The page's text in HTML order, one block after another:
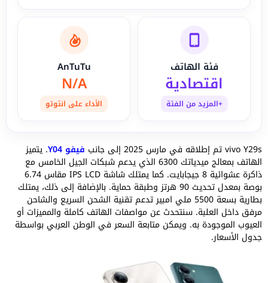
فئة الهاتف
اقتصادية
+المزيد من الفئة
AnTuTu
N/A
الأداء على انتوتو
vivo Y29s تم إطلاقه في مارس 2025 إلى جانب فيفو Y04 . يتميز
الهاتف بمعالج ميدياتك 6300 الذي يدعم شبكات الجيل الخامس مع
ذاكرة عشوائية 8 جيجابايت. كما يمتلك شاشة IPS LCD مقاس 6.74
بوصة بمعدل تحديث 90 هرتز وطبقة حماية. بالإضافة إلى ذلك، يمتلك
بطارية بسعة 5500 ملي امبير تدعم تقنية الشحن السريع والشاحن
مرفق داخل العلبة. سنتحدث عن مواصفات الهاتف كاملة والمميزات أو
العيوب الموجودة به. ويمكن متابعة السعر في الوطن العربي بواسطة
جدول الأسعار.